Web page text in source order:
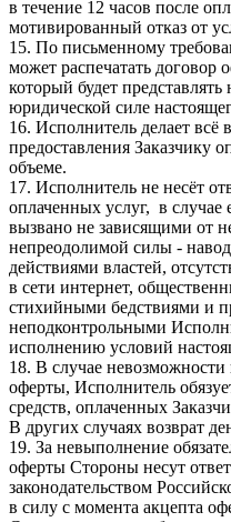
в течение 12 часов после
мотивированный отказ от
15. По письменному
может распечатать договор
который будет
юридической силе
16. Исполнитель делает всё
предоставления Заказчику
объеме.
17. Исполнитель не несёт
оплаченных услуг, в
вызвано не зависящими от
непреодолимой силы -
действиями властей,
в сети интернет,
стихийными бедствиями и
неподконтрольными
исполнению условий
18. В случае
оферты, Исполнитель
средств, оплаченных
В других случаях возврат
19. За невыполнение
оферты Стороны несут
законодательством
в силу с момента акцепта